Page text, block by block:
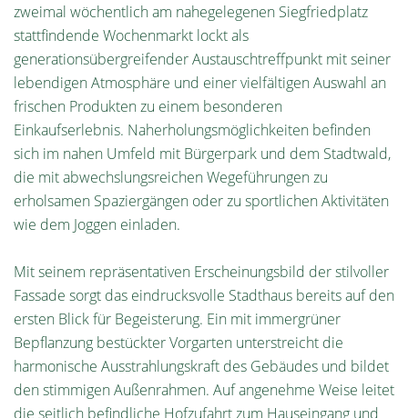
zweimal wöchentlich am nahegelegenen Siegfriedplatz
stattfindende Wochenmarkt lockt als
generationsübergreifender Austauschtreffpunkt mit seiner
lebendigen Atmosphäre und einer vielfältigen Auswahl an
frischen Produkten zu einem besonderen
Einkaufserlebnis. Naherholungsmöglichkeiten befinden
sich im nahen Umfeld mit Bürgerpark und dem Stadtwald,
die mit abwechslungsreichen Wegeführungen zu
erholsamen Spaziergängen oder zu sportlichen Aktivitäten
wie dem Joggen einladen.
Mit seinem repräsentativen Erscheinungsbild der stilvoller
Fassade sorgt das eindrucksvolle Stadthaus bereits auf den
ersten Blick für Begeisterung. Ein mit immergrüner
Bepflanzung bestückter Vorgarten unterstreicht die
harmonische Ausstrahlungskraft des Gebäudes und bildet
den stimmigen Außenrahmen. Auf angenehme Weise leitet
die seitlich befindliche Hofzufahrt zum Hauseingang und